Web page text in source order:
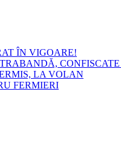
ÎN VIGOARE!
LA VOLAN
FERMIERI